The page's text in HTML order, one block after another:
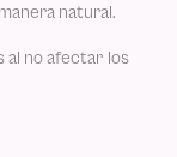
natural.
al no afectar los